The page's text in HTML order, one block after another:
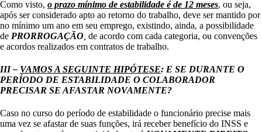
Como visto, o prazo mínimo de estabilidade é de 12 meses, ou seja,
após ser considerado apto ao retorno do trabalho, deve ser mantido por
no mínimo um ano em seu emprego, existindo, ainda, a possibilidade
de PRORROGAÇÃO de acordo com cada categoria, ou convenções
e acordos realizados em contratos de trabalho.
III – VAMOS A SEGUINTE HIPÓTESE: E SE DURANTE O
PERÍODO DE ESTABILIDADE O COLABORADOR
PRECISAR SE AFASTAR NOVAMENTE?
Caso no curso do período de estabilidade o funcionário precise mais
uma vez se afastar de suas funções, irá receber benefício do INSS e